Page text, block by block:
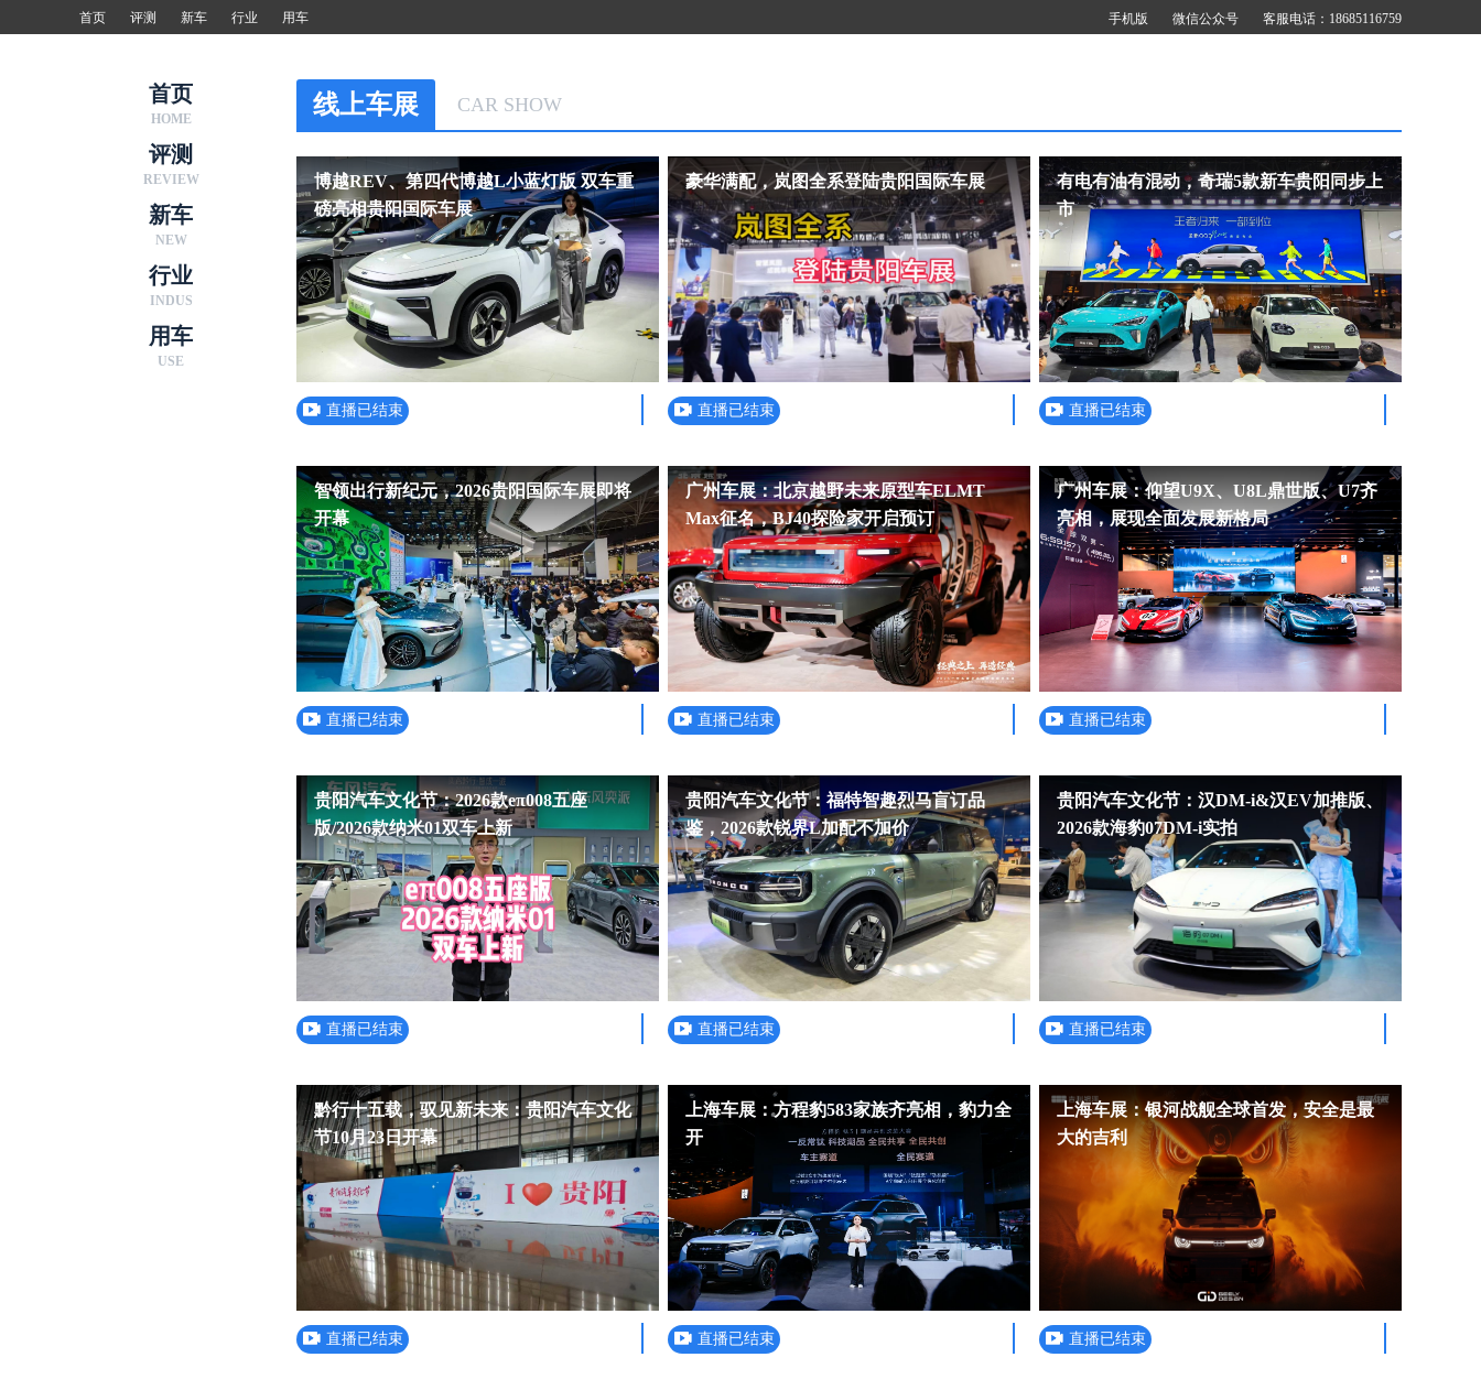
首页 评测 新车 行业 用车 手机版 微信公众号 客服电话：18685116759
首页
HOME
评测
REVIEW
新车
NEW
行业
INDUS
用车
USE
线上车展 CAR SHOW
博越REV、第四代博越L小蓝灯版 双车重
磅亮相贵阳国际车展
直播已结束
豪华满配，岚图全系登陆贵阳国际车展
直播已结束
有电有油有混动，奇瑞5款新车贵阳同步上
市
直播已结束
智领出行新纪元，2026贵阳国际车展即将
开幕
直播已结束
广州车展：北京越野未来原型车ELMT
Max征名，BJ40探险家开启预订
直播已结束
广州车展：仰望U9X、U8L鼎世版、U7齐
亮相，展现全面发展新格局
直播已结束
贵阳汽车文化节：2026款eπ008五座
版/2026款纳米01双车上新
直播已结束
贵阳汽车文化节：福特智趣烈马盲订品
鉴，2026款锐界L加配不加价
直播已结束
贵阳汽车文化节：汉DM-i&汉EV加推版、
2026款海豹07DM-i实拍
直播已结束
黔行十五载，驭见新未来：贵阳汽车文化
节10月23日开幕
直播已结束
上海车展：方程豹583家族齐亮相，豹力全
开
直播已结束
上海车展：银河战舰全球首发，安全是最
大的吉利
直播已结束